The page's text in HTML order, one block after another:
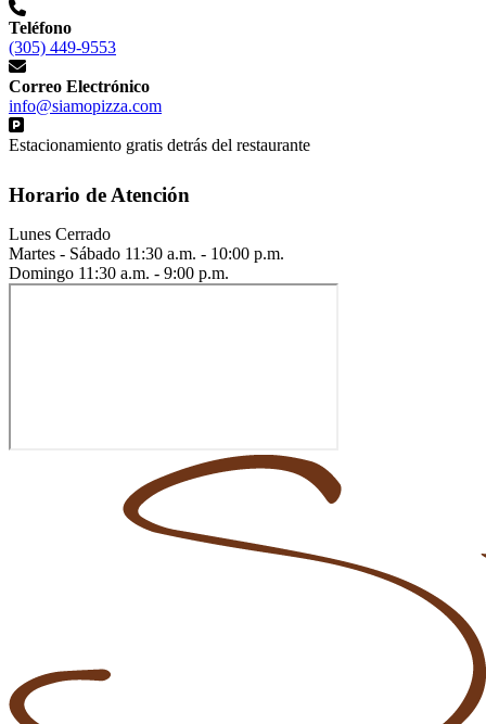
Teléfono
(305) 449-9553
Correo Electrónico
info@siamopizza.com
Estacionamiento gratis detrás del restaurante
Horario de Atención
Lunes Cerrado
Martes - Sábado 11:30 a.m. - 10:00 p.m.
Domingo 11:30 a.m. - 9:00 p.m.